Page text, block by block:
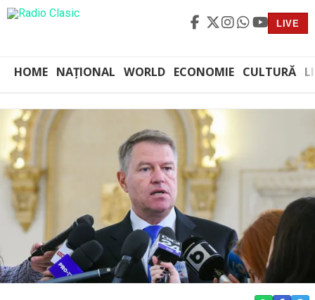
LIVE
HOME NAȚIONAL WORLD ECONOMIE CULTURĂ